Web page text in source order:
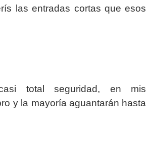
las entradas cortas que esos
total seguridad, en mis
y la mayoría aguantarán hasta